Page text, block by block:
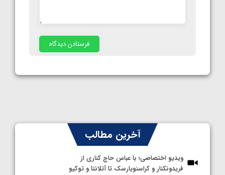
آخرین مطالب
ویدیو اختصاصی؛ با عباس حاج کناری از
فریدونکنار و کراسنویارسک تا آتلانتا و توکیو